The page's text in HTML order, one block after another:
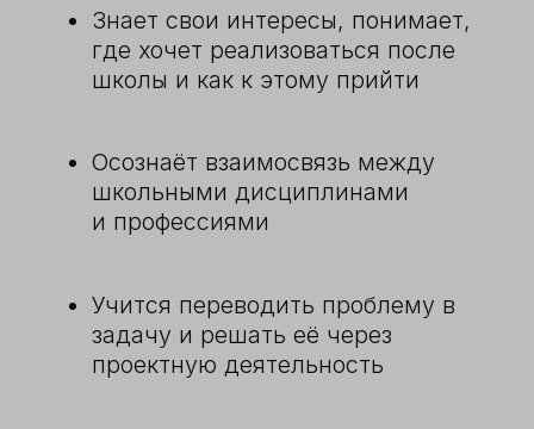
чтобы ценить то, что у них есть, а еще —
вырываются из вирутального мира в
живой и природный, чтобы окунуться в
ценности настоящей дружбы,
подробнее